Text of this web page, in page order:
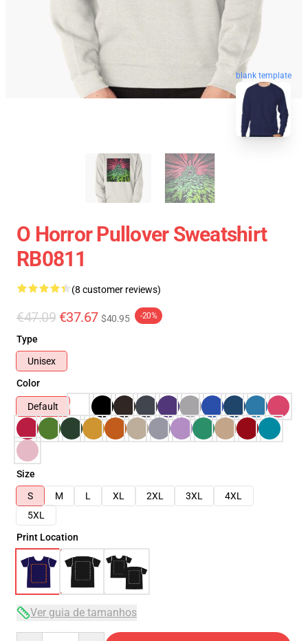
blank template
O Horror Pullover Sweatshirt
RB0811
(8 customer reviews)
€47.09 €37.67 $40.95 -20%
Type
Unisex
Color
Default
Size
S
M L XL 2XL 3XL
4XL
5XL
Print Location
Ver guia de tamanhos